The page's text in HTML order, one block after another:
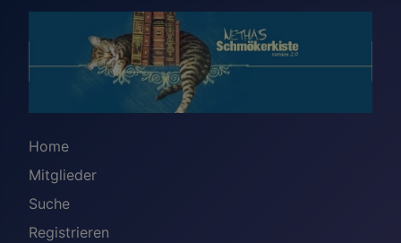
Home
Mitglieder
Suche
Registrieren